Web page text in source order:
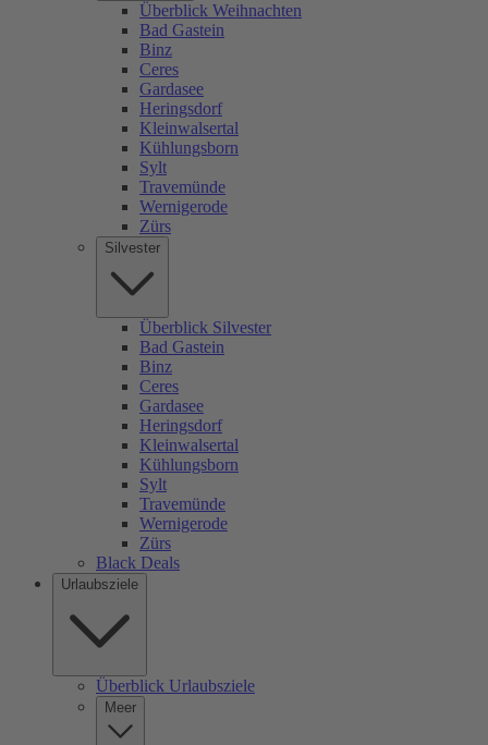
Überblick Weihnachten
Bad Gastein
Binz
Ceres
Gardasee
Heringsdorf
Kleinwalsertal
Kühlungsborn
Sylt
Travemünde
Wernigerode
Zürs
Silvester
Überblick Silvester
Bad Gastein
Binz
Ceres
Gardasee
Heringsdorf
Kleinwalsertal
Kühlungsborn
Sylt
Travemünde
Wernigerode
Zürs
Black Deals
Urlaubsziele
Überblick Urlaubsziele
Meer